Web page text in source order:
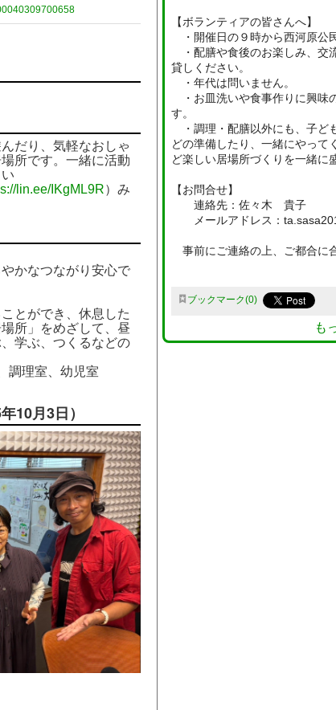
だり、気軽なおしゃ
所です。一緒に活動
lin.ee/IKgML9R）み
かなつながり安心で
とができ、休息した
所」をめざして、昼
学ぶ、つくるなどの
調理室、幼児室
10月3日）
【ボランティアの皆さんへ】
・開催日の９時から西河原公
・配膳や食後のお楽しみ、交
貸しください。
・年代は問いません。
・お皿洗いや食事作りに興味
す。
・調理・配膳以外にも、子ど
どの準備したり、一緒にやって
ど楽しい居場所づくりを一緒に
【お問合せ】
連絡先：佐々木 貴子
メールアドレス：
事前にご連絡の上、ご都合に
ブックマーク 0
も